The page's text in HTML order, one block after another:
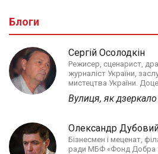
Блоги
Сергій Осолодкін
Режисер, сценарист,
журналіст України,
мистецтва України.
Вулиця, як
Олександр
Бізнесмен і меценат,
ради МБФ «Фонд Добра